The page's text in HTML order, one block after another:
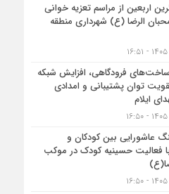
اربعین از مراسم تعزیه خوانی
الرضا (ع) شهرداری منطقه
فرودگاهی، افزایش شبکه
توان پشتیبانی و امدادی
ایلام
عاشورایی بین کودکان و
فعالیت حسینیه کودک در موکب